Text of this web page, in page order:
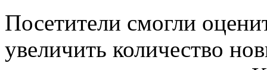
Посетители смогли
увеличить количество